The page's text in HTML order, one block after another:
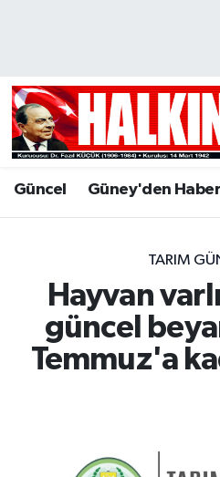
Güncel Güney'den
TARIM
Hayvan
güncel
Temmuz'a
Hava Durumu
Trafik Durumu
Tüm Manşetler
Son Dakika Haberleri
Haber Arşivi